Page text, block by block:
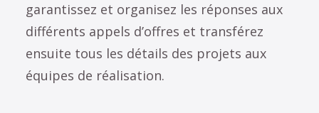
garantissez et organisez les réponses aux
différents appels d’offres et transférez
ensuite tous les détails des projets aux
équipes de réalisation.